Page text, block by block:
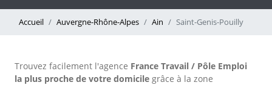
Accueil Auvergne-Rhône-Alpes Ain Saint-Genis-Pouilly
Trouvez facilement l'agence France Travail / Pôle Emploi
la plus proche de votre domicile grâce à la zone